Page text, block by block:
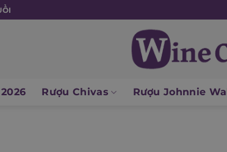
Rượu Chivas Rượu Johnnie